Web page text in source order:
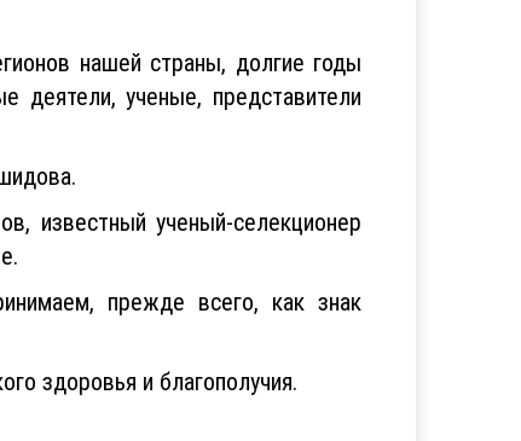
нашей страны, долгие годы
ученые, представители
известный ученый-селекционер
прежде всего, как знак
здоровья и благополучия.